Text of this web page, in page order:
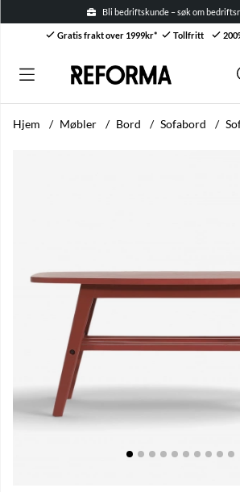
Bli bedriftskunde – søk om
Gratis frakt over 1999kr* Tollfritt
Hjem Møbler Bord Sofabord